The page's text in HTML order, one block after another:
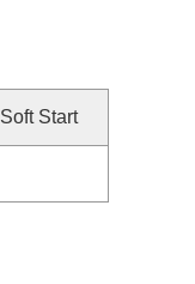
Soft Start